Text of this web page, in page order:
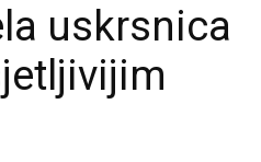
uskrsnica